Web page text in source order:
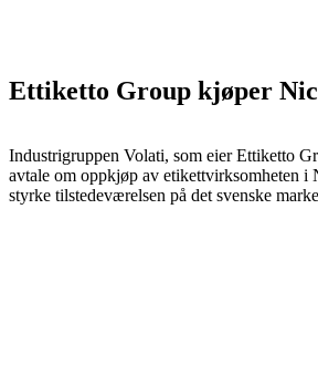
Ettiketto Group kjøper
Industrigruppen Volati, som eier Ettiketto
avtale om oppkjøp av etikettvirksomheten i
styrke tilstedeværelsen på det svenske